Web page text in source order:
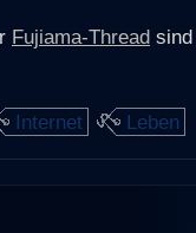
Fujiama-Thread sind
Internet Leben